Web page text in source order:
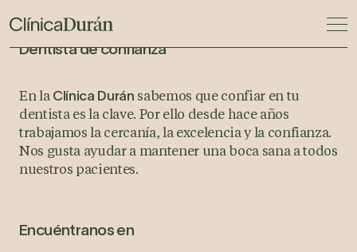
Dentista de confianza
En la Clínica Durán sabemos que confiar en tu
dentista es la clave. Por ello desde hace años
trabajamos la cercanía, la excelencia y la confianza.
Nos gusta ayudar a mantener una boca sana a todos
nuestros pacientes.
Encuéntranos en